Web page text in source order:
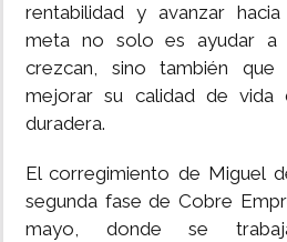
rentabilidad y avanzar
meta no solo es ayudar a
crezcan, sino también que
mejorar su calidad de
duradera.
El corregimiento de Miguel
segunda fase de Cobre
mayo, donde se